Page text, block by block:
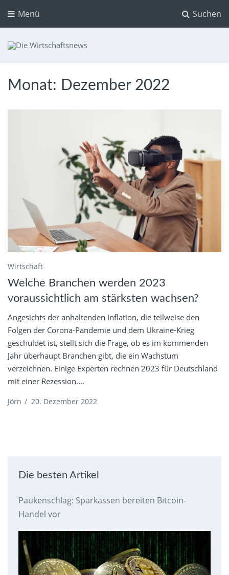
Suchen
Menü
Monat: Dezember 2022
Wirtschaft
Welche Branchen werden 2023
voraussichtlich am stärksten wachsen?
Angesichts der anhaltenden Inflation, die teilweise den
Folgen der Corona-Pandemie und dem Ukraine-Krieg
geschuldet ist, stellt sich die Frage, ob es im kommenden
Jahr überhaupt Branchen gibt, die ein Wachstum
verzeichnen. Einige Experten rechnen 2023 für Deutschland
mit einer Rezession....
Jörn / 20. Dezember 2022
Die besten Artikel
Paukenschlag: Sparkassen bereiten Bitcoin-
Handel vor